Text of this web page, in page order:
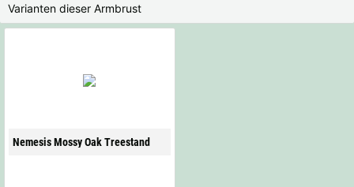
Varianten dieser Armbrust
Nemesis Mossy Oak Treestand